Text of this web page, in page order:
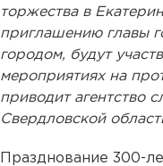
торжества в
приглашению главы
городом, будут
мероприятиях на
приводит агентство
Свердловской
Празднование 300-